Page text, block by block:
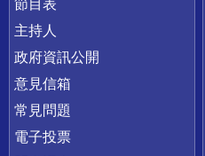
節目表
主持人
政府資訊公開
意見信箱
常見問題
電子投票